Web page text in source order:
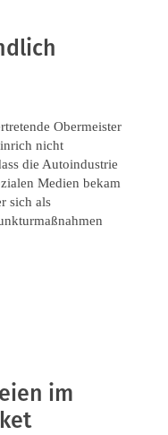
Obermeister
nicht
die Autoindustrie
Medien bekam
sich als
im